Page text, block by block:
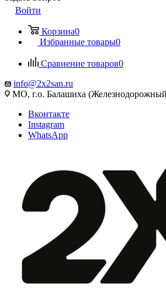
Войти
Корзина0
Избранные товары0
Сравнение товаров0
info@2x2san.ru
МО, г.о. Балашиха
Вконтакте
Instagram
WhatsApp